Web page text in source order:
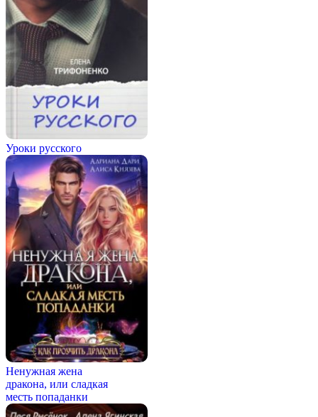
Уроки русского
Ненужная жена
дракона, или сладкая
месть попаданки